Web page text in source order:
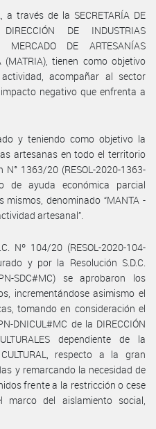
a través de la SECRETARÍA DE
DE INDUSTRIAS
DE ARTESANÍAS
(MATRIA), tienen como objetivo
acompañar al sector
negativo que enfrenta a
y teniendo como objetivo la
artesanas en todo el territorio
1363/20 (RESOL-2020-1363-
de ayuda económica parcial
denominado “MANTA -
artesanal”.
Nº 104/20 (RESOL-2020-104-
y por la Resolución S.D.C.
SDC#MC) se aprobaron los
incrementándose asimismo el
tomando en consideración el
DNICUL#MC de la DIRECCIÓN
dependiente de la
CULTURAL, respecto a la gran
y remarcando la necesidad de
frente a la restricción o cese
del aislamiento social,